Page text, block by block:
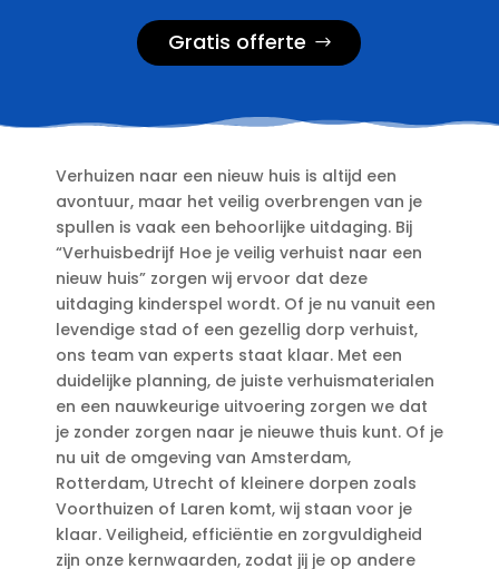
Gratis offerte
Verhuizen naar een nieuw huis is altijd een
avontuur, maar het veilig overbrengen van je
spullen is vaak een behoorlijke uitdaging.​ Bij
“Verhuisbedrijf Hoe je veilig verhuist naar een
nieuw huis” zorgen wij ervoor dat deze
uitdaging kinderspel wordt.​ Of je nu vanuit een
levendige stad of een gezellig dorp verhuist,
ons team van experts staat klaar.​ Met een
duidelijke planning, de juiste verhuismaterialen
en een nauwkeurige uitvoering zorgen we dat
je zonder zorgen naar je nieuwe thuis kunt.​ Of je
nu uit de omgeving van Amsterdam,
Rotterdam, Utrecht of kleinere dorpen zoals
Voorthuizen of Laren komt, wij staan voor je
klaar.​ Veiligheid, efficiëntie en zorgvuldigheid
zijn onze kernwaarden, zodat jij je op andere